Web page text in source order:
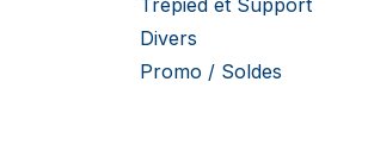
Trépied et Support
Divers
Promo / Soldes